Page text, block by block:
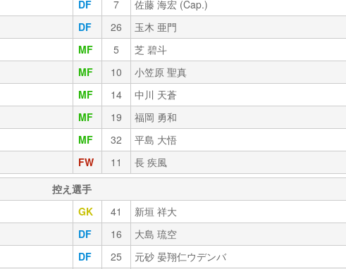
DF 7
佐藤 海宏 (Cap.)
DF 26
玉木 亜門
MF 5
芝 碧斗
MF 10
小笠原 聖真
MF 14
中川 天蒼
MF 19
福岡 勇和
MF 32
平島 大悟
FW 11
長 疾風
控え選手
GK 41
新垣 祥大
DF 16
大島 琉空
DF 25
元砂 晏翔仁ウデンバ